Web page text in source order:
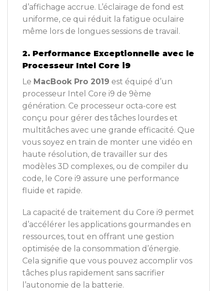
d’affichage accrue. L’éclairage de fond est
uniforme, ce qui réduit la fatigue oculaire
même lors de longues sessions de travail.
2. Performance Exceptionnelle avec le
Processeur Intel Core i9
Le MacBook Pro 2019 est équipé d’un
processeur Intel Core i9 de 9ème
génération. Ce processeur octa-core est
conçu pour gérer des tâches lourdes et
multitâches avec une grande efficacité. Que
vous soyez en train de monter une vidéo en
haute résolution, de travailler sur des
modèles 3D complexes, ou de compiler du
code, le Core i9 assure une performance
fluide et rapide.
La capacité de traitement du Core i9 permet
d’accélérer les applications gourmandes en
ressources, tout en offrant une gestion
optimisée de la consommation d’énergie.
Cela signifie que vous pouvez accomplir vos
tâches plus rapidement sans sacrifier
l’autonomie de la batterie.